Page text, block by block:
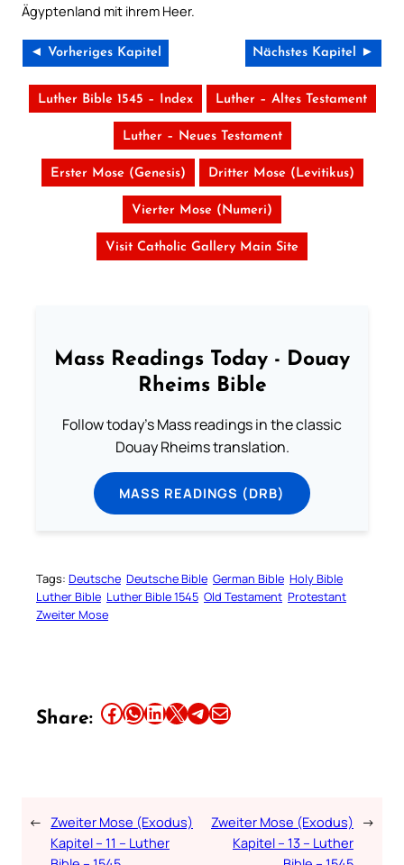
Ägyptenland mit ihrem Heer.
◄ Vorheriges Kapitel Nächstes Kapitel ►
Luther Bible 1545 – Index Luther – Altes Testament
Luther – Neues Testament
Erster Mose (Genesis) Dritter Mose (Levitikus)
Vierter Mose (Numeri)
Visit Catholic Gallery Main Site
Mass Readings Today - Douay
Rheims Bible
Follow today's Mass readings in the classic
Douay Rheims translation.
MASS READINGS (DRB)
Tags: Deutsche Deutsche Bible German Bible Holy Bible
Luther Bible Luther Bible 1545 Old Testament Protestant
Zweiter Mose
Share: Share this article on Facebook Share this article on WhatsApp Share this article on LinkedIn Share this article on X Share this article on TelegramEmail this Article
← Zweiter Mose (Exodus)
Kapitel – 11 – Luther
Zweiter Mose (Exodus)
Kapitel – 13 – Luther
→